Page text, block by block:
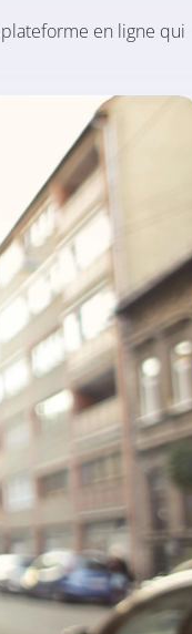
en ligne qui